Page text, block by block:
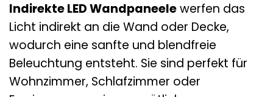
Indirekte LED Wandpaneelewerfen das
Licht indirekt an die Wand oder Decke,
wodurch eine sanfte und blendfreie
Beleuchtung entsteht. Sie sind perfekt für
Wohnzimmer, Schlafzimmer oder